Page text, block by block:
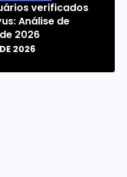
verificados
Análise de
2026
2026